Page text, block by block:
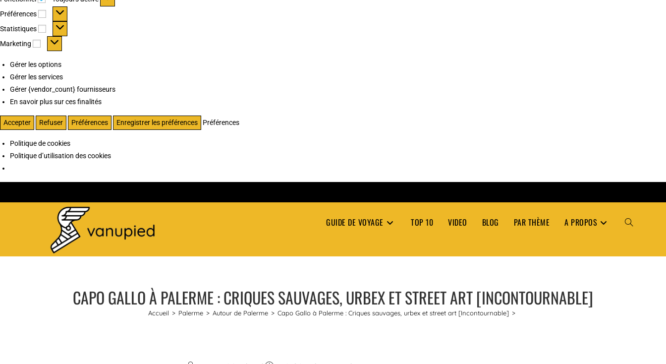
Préférences
Préférences
Statistiques Statistiques
Marketing Marketing
Gérer les options
Gérer les services
Gérer {vendor_count} fournisseurs
En savoir plus sur ces finalités
Accepter Refuser Préférences Enregistrer les préférences Préférences
Politique de cookies
Politique d’utilisation des cookies
GUIDE DE VOYAGE TOP 10 VIDEO BLOG PAR THÈME A PROPOS TOGGLE
CAPO GALLO À PALERME : CRIQUES SAUVAGES, URBEX ET STREET ART [INCONTOURNABLE]
Accueil > Palerme > Autour de Palerme > Capo Gallo à Palerme : Criques sauvages, urbex et street art [Incontournable] >